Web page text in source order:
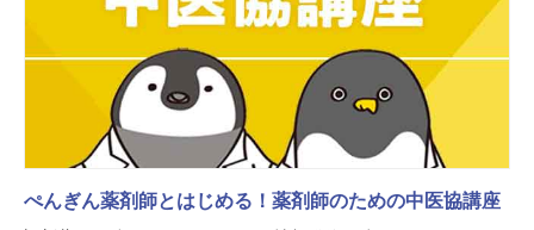
ぺんぎん薬剤師とはじめる！薬剤師のための中医協講座